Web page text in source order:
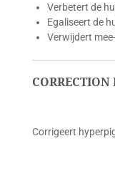
Verbetert de
Egaliseert de
Verwijdert
CORRECTION
Corrigeert